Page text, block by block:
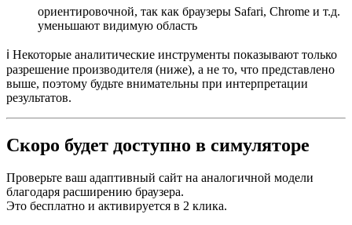
ориентировочной, так как браузеры Safari, Chrome и т.д.
уменьшают видимую область
ℹ️ Некоторые аналитические инструменты показывают только
разрешение производителя (ниже), а не то, что представлено
выше, поэтому будьте внимательны при интерпретации
результатов.
Скоро будет доступно в симуляторе
Проверьте ваш адаптивный сайт на аналогичной модели
благодаря расширению браузера.
Это бесплатно и активируется в 2 клика.